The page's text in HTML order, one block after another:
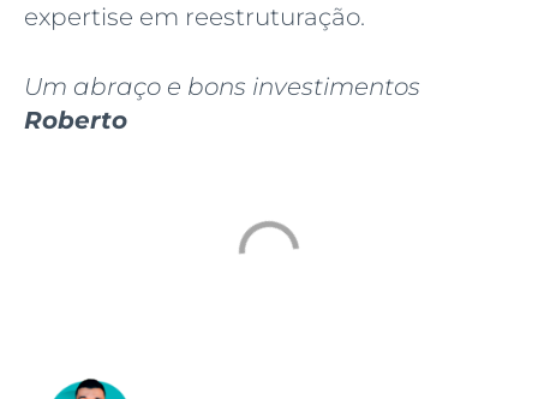
expertise em reestruturação.
Um abraço e bons investimentos
Roberto